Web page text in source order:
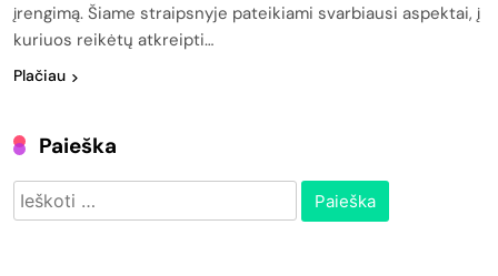
įrengimą. Šiame straipsnyje pateikiami svarbiausi aspektai, į
kuriuos reikėtų atkreipti…
Plačiau
Paieška
Ieškoti: